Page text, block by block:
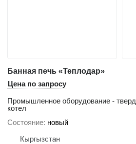
Банная печь «Теплодар»
Цена по запросу
Промышленное оборудование -
котел
Состояние новый
Кыргызстан